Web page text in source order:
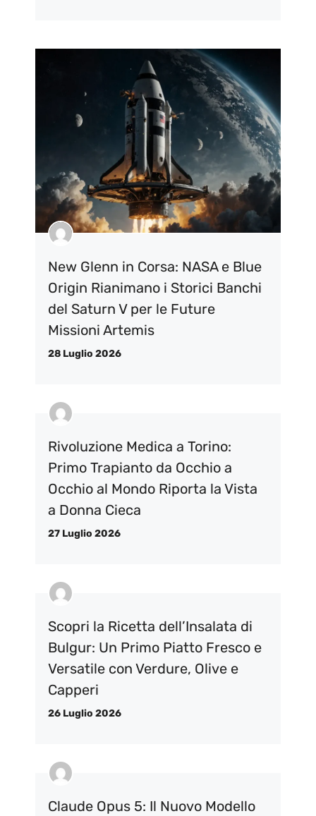
New Glenn in Corsa: NASA e Blue
Origin Rianimano i Storici Banchi
del Saturn V per le Future
Missioni Artemis
28 Luglio 2026
Rivoluzione Medica a Torino:
Primo Trapianto da Occhio a
Occhio al Mondo Riporta la Vista
a Donna Cieca
27 Luglio 2026
Scopri la Ricetta dell’Insalata di
Bulgur: Un Primo Piatto Fresco e
Versatile con Verdure, Olive e
Capperi
26 Luglio 2026
Claude Opus 5: Il Nuovo Modello